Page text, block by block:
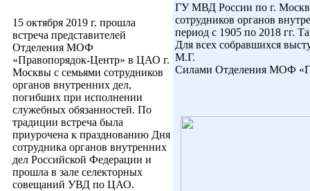
15 октября 2019 г. прошла
встреча представителей
Отделения МОФ
«Правопорядок-Центр» в ЦАО г.
Москвы с семьями сотрудников
органов внутренних дел,
погибших при исполнении
служебных обязанностей. По
традиции встреча была
приурочена к празднованию Дня
сотрудника органов внутренних
дел Российской Федерации и
прошла в зале селекторных
совещаний УВД по ЦАО.
ГУ МВД России по г.
сотрудников органов
период с 1905 по 2018 гг.
Для всех собравшихся
М.Г.
Силами Отделения МОФ